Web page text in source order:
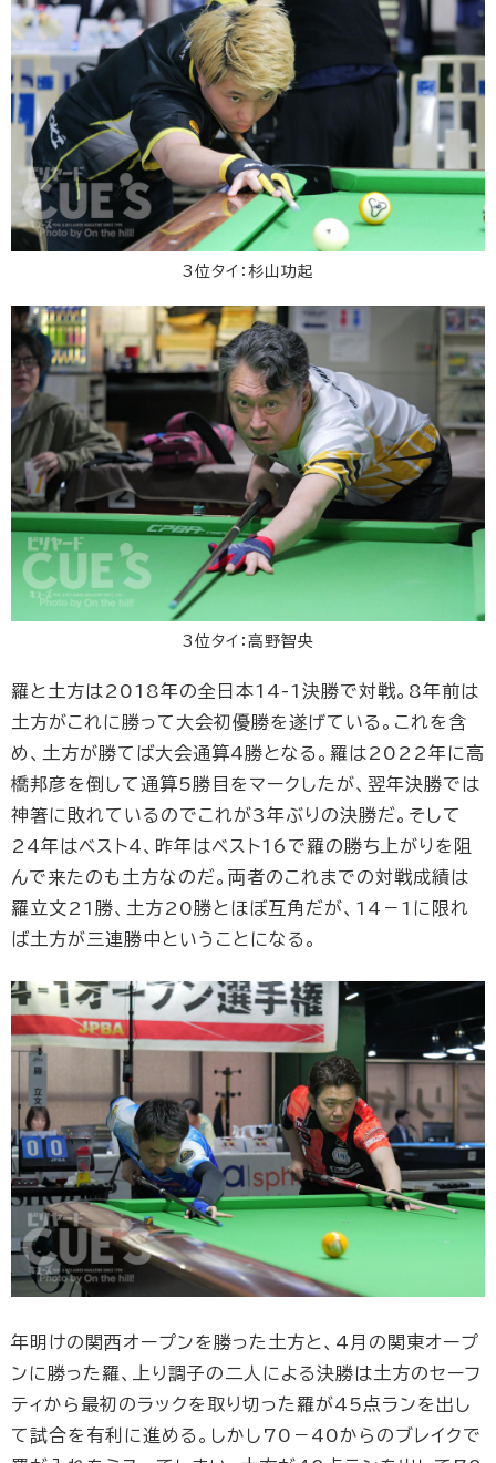
3位タイ：杉山功起
3位タイ：高野智央
羅と土方は2018年の全日本14-1決勝で対戦。8年前は
土方がこれに勝って大会初優勝を遂げている。これを含
め、土方が勝てば大会通算4勝となる。羅は2022年に高
橋邦彦を倒して通算5勝目をマークしたが、翌年決勝では
神箸に敗れているのでこれが3年ぶりの決勝だ。そして
24年はベスト4、昨年はベスト16で羅の勝ち上がりを阻
んで来たのも土方なのだ。両者のこれまでの対戦成績は
羅立文21勝、土方20勝とほぼ互角だが、14－1に限れ
ば土方が三連勝中ということになる。
年明けの関西オープンを勝った土方と、4月の関東オープ
ンに勝った羅、上り調子の二人による決勝は土方のセーフ
ティから最初のラックを取り切った羅が45点ランを出し
て試合を有利に進める。しかし70－40からのブレイクで